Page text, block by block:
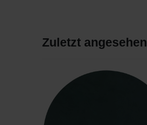
Zuletzt angesehen